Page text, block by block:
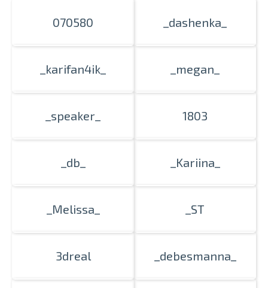
Проведите,
070580 _dashenka_
_karifan4ik_ _megan_
_speaker_ 1803
_db_ _Kariina_
_Melissa_ _ST
3dreal _debesmanna_